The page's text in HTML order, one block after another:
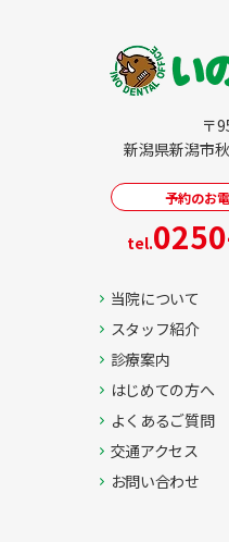
〒
新潟県新潟市
予約のお
tel.
当院について
スタッフ紹介
診療案内
はじめての方へ
よくあるご質問
交通アクセス
お問い合わせ